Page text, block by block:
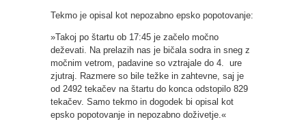
Tekmo je opisal kot nepozabno epsko popotovanje:
»Takoj po štartu ob 17:45 je začelo močno
deževati. Na prelazih nas je bičala sodra in sneg z
močnim vetrom, padavine so vztrajale do 4. ure
zjutraj. Razmere so bile težke in zahtevne, saj je
od 2492 tekačev na štartu do konca odstopilo 829
tekačev. Samo tekmo in dogodek bi opisal kot
epsko popotovanje in nepozabno doživetje.«